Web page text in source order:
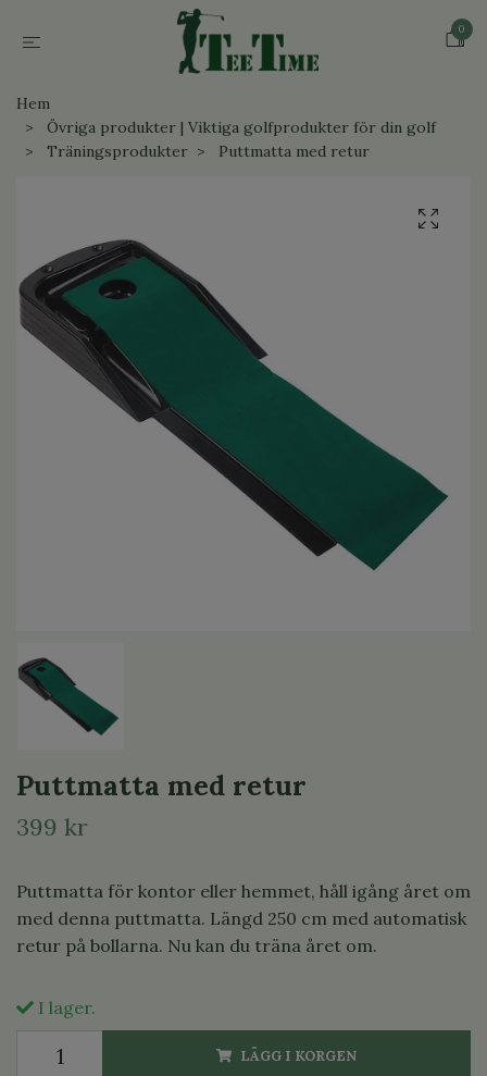
0
Hem
Övriga produkter | Viktiga golfprodukter för din golf
Träningsprodukter
Puttmatta med retur
Puttmatta med retur
399 kr
Puttmatta för kontor eller hemmet, håll igång året om
med denna puttmatta. Längd 250 cm med automatisk
retur på bollarna. Nu kan du träna året om.
I lager.
LÄGG I KORGEN